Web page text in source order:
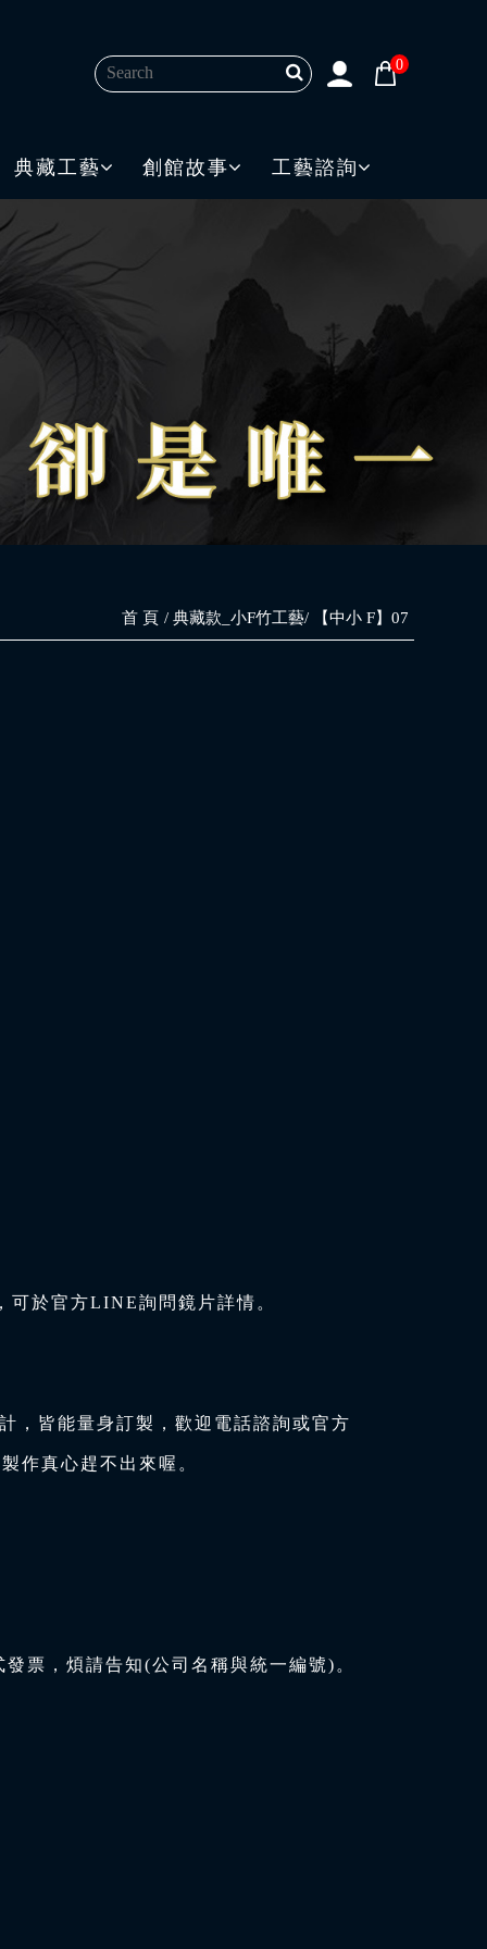
0
典藏工藝 創館故事 工藝諮詢
首 頁 典藏款_小F竹工藝 【中小 F】07
可於官方LINE詢問鏡片詳情。
，皆能量身訂製，歡迎電話諮詢或官方
作真心趕不出來喔。
票，煩請告知(公司名稱與統一編號)。